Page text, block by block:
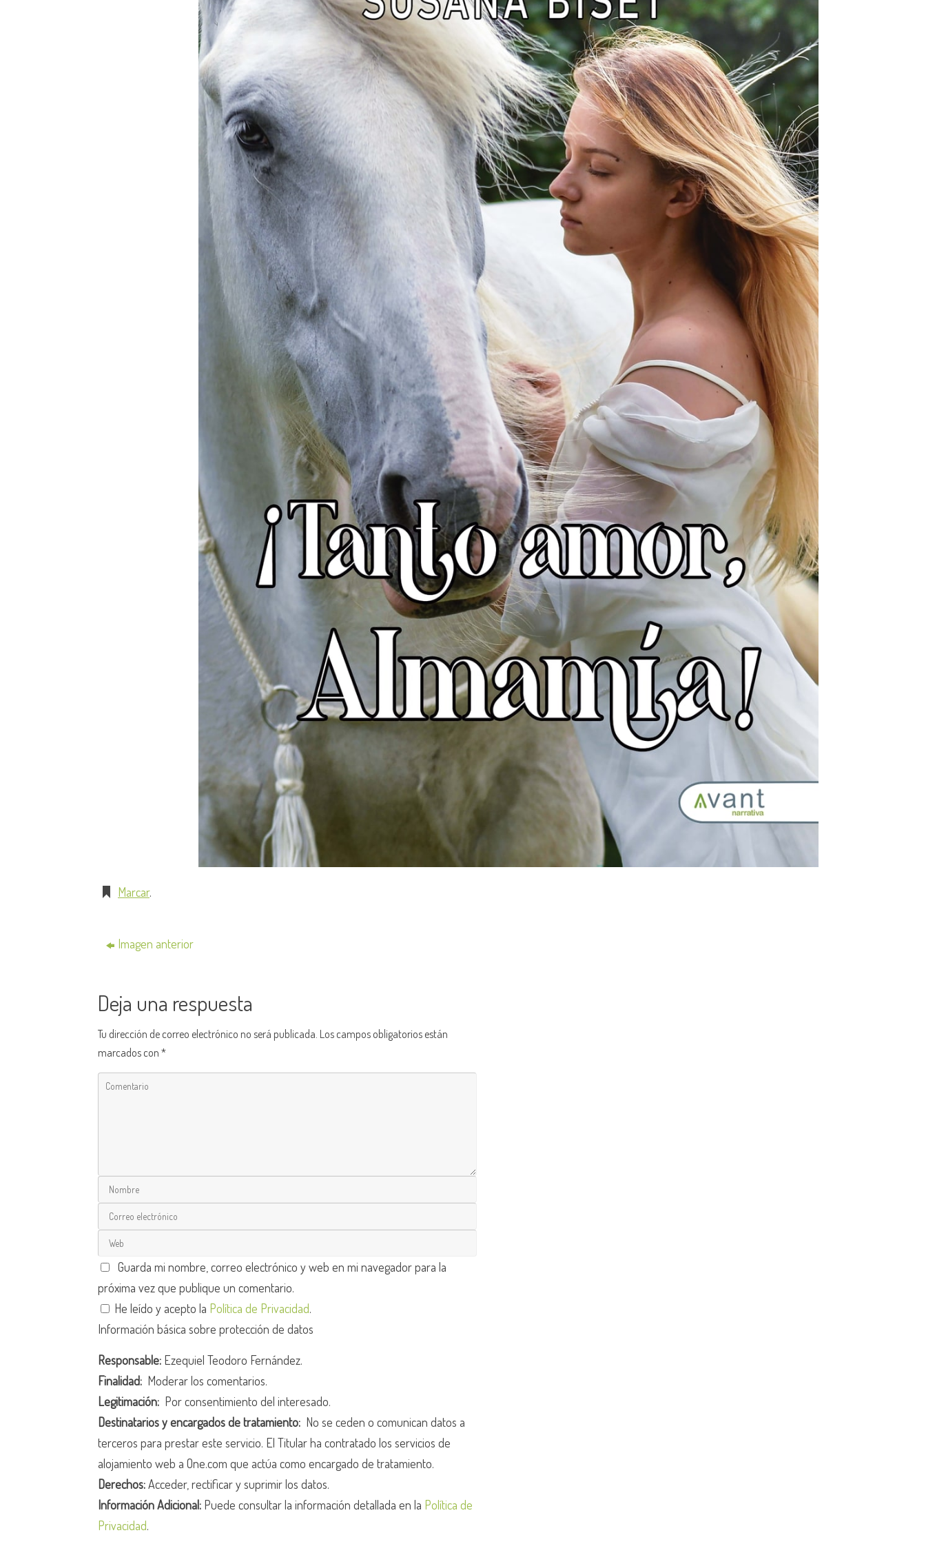
Marcar.
Imagen anterior
Deja una respuesta
Tu dirección de correo electrónico no será publicada. Los campos obligatorios están
marcados con*
Guarda mi nombre, correo electrónico y web en mi navegador para la
próxima vez que publique un comentario.
He leído y acepto la Política de Privacidad.
Información básica sobre protección de datos
Responsable: Ezequiel Teodoro Fernández.
Finalidad: Moderar los comentarios.
Legitimación: Por consentimiento del interesado.
Destinatarios y encargados de tratamiento: No se ceden o comunican datos a
terceros para prestar este servicio. El Titular ha contratado los servicios de
alojamiento web a One.com que actúa como encargado de tratamiento.
Derechos:Acceder, rectificar y suprimir los datos.
Información Adicional: Puede consultar la información detallada en la Política de
Privacidad.